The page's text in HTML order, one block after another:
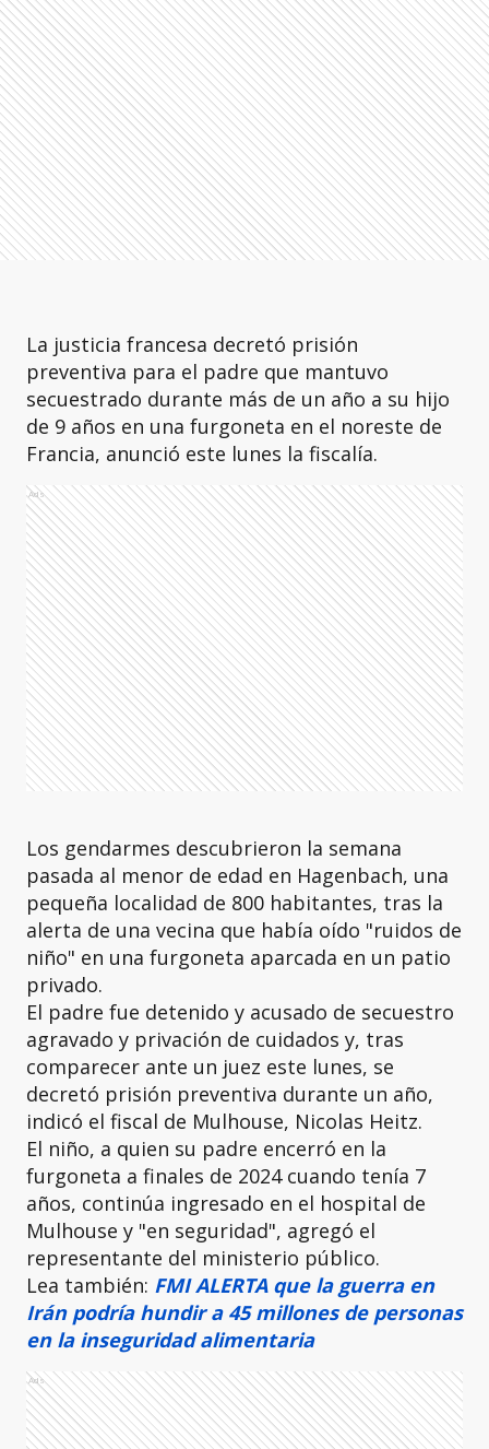
La justicia francesa decretó prisión
preventiva para el padre que mantuvo
secuestrado durante más de un año a su hijo
de 9 años en una furgoneta en el noreste de
Francia, anunció este lunes la fiscalía.
Ads
Los gendarmes descubrieron la semana
pasada al menor de edad en Hagenbach, una
pequeña localidad de 800 habitantes, tras la
alerta de una vecina que había oído "ruidos de
niño" en una furgoneta aparcada en un patio
privado.
El padre fue detenido y acusado de secuestro
agravado y privación de cuidados y, tras
comparecer ante un juez este lunes, se
decretó prisión preventiva durante un año,
indicó el fiscal de Mulhouse, Nicolas Heitz.
El niño, a quien su padre encerró en la
furgoneta a finales de 2024 cuando tenía 7
años, continúa ingresado en el hospital de
Mulhouse y "en seguridad", agregó el
representante del ministerio público.
Lea también: FMI ALERTA que la guerra en
Irán podría hundir a 45 millones de personas
en la inseguridad alimentaria
Ads